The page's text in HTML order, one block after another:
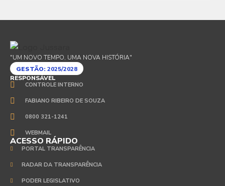
"UM NOVO TEMPO, UMA NOVA HISTÓRIA"
GESTÃO:2025/2028
RESPONSÁVEL
CONTROLE INTERNO
FABIANO RIBEIRO DE SOUZA
0800 321-1241
WEBMAIL
ACESSO RÁPIDO
PORTAL TRANSPARÊNCIA
RADAR DA TRANSPARÊNCIA
PODER LEGISLATIVO